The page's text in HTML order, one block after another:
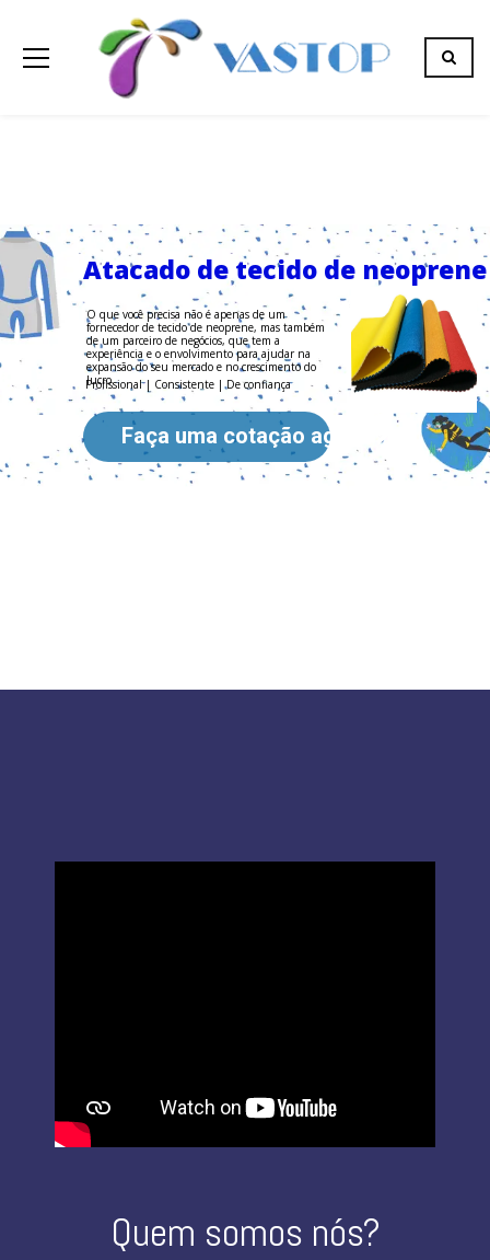
Atacado de tecido de neoprene
Faça uma cotação agora
O que você precisa não é apenas de um
fornecedor de tecido de neoprene, mas também
de um parceiro de negócios, que tem a
experiência e o envolvimento para ajudar na
expansão do seu mercado e no crescimento do
lucro.
Profissional | Consistente | De confiança
Quem somos nós?